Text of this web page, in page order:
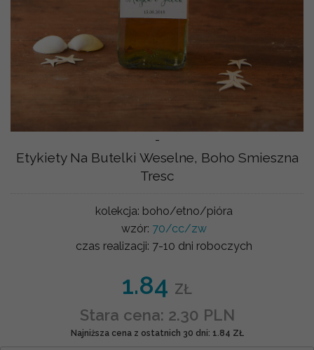
-
Etykiety Na Butelki Weselne, Boho Smieszna
Tresc
kolekcja: boho/etno/pióra
wzór: 70/cc/zw
czas realizacji: 7-10 dni roboczych
1.84 ZŁ
Stara cena: 2.30 PLN
Najniższa cena z ostatnich 30 dni: 1.84 ZŁ